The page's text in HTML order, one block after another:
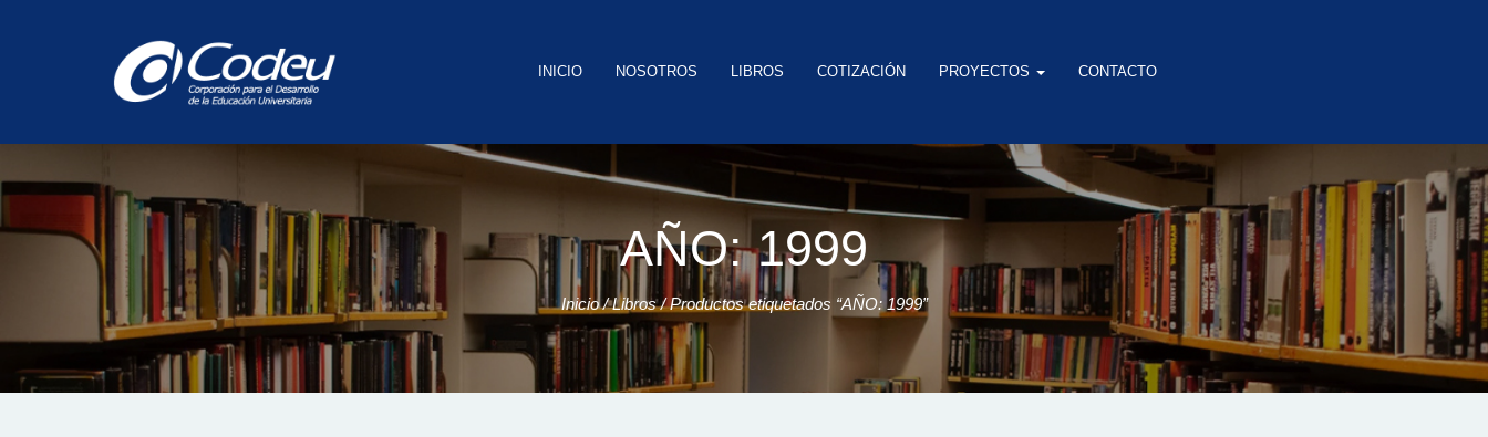
INICIO NOSOTROS LIBROS COTIZACIÓN PROYECTOS CONTACTO
AÑO: 1999
Inicio/Libros/ Productos etiquetados “AÑO: 1999”